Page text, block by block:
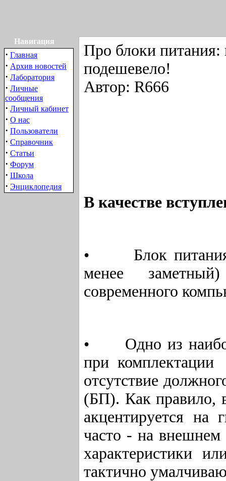
Навигация
· Главная
· Архив новостей
· Лаборатория
· Личные
сообщения
· Личный кабинет
· О нас
· Пользователи
· Справочник
· Статьи
· Форум
· Школа
· Энциклопедия
Про блоки питания:
подешевело!
Автор: R666
В качестве
• Блок питания -
менее
современного
• Одно из
при
отсутствие
(БП). Как правило,
акцентируется на
часто - на внешнем
характеристики
тактично